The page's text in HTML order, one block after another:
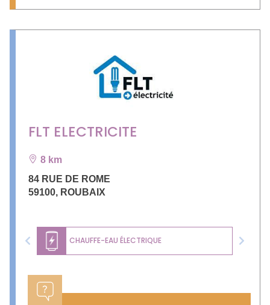
FLT ELECTRICITE
8 km
84 RUE DE ROME
59100, ROUBAIX
CHAUFFE-EAU ÉLECTRIQUE
Previous Next